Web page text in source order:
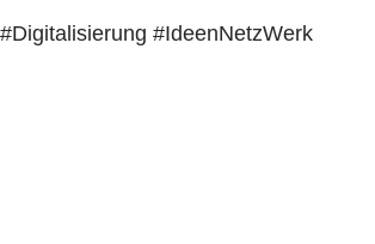
#IdeenNetzWerk